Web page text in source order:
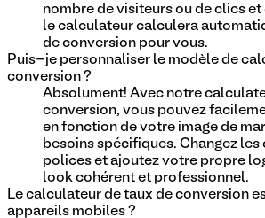
nombre de visiteurs ou de clics
le calculateur calculera
de conversion pour vous.
Puis-je personnaliser le modèle de
conversion ?
Absolument! Avec notre
conversion, vous pouvez
en fonction de votre image de
besoins spécifiques. Changez les
polices et ajoutez votre propre
look cohérent et professionnel.
Le calculateur de taux de conversion
appareils mobiles ?